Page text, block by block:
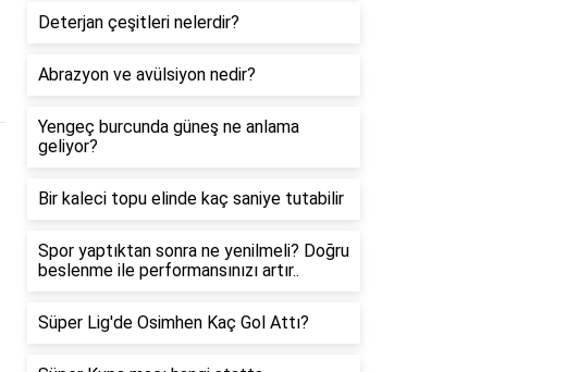
Deterjan çeşitleri nelerdir?
Abrazyon ve avülsiyon nedir?
Yengeç burcunda güneş ne anlama
geliyor?
Bir kaleci topu elinde kaç saniye tutabilir
Spor yaptıktan sonra ne yenilmeli? Doğru
beslenme ile performansınızı artır..
Süper Lig'de Osimhen Kaç Gol Attı?